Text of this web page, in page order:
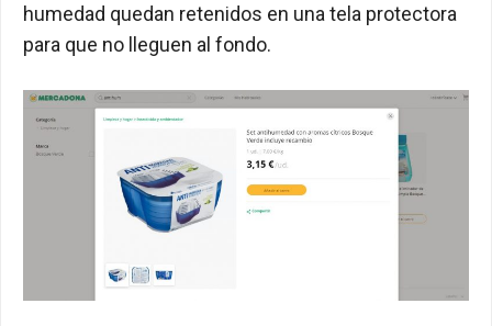
humedad quedan retenidos en una tela protectora
para que no lleguen al fondo.